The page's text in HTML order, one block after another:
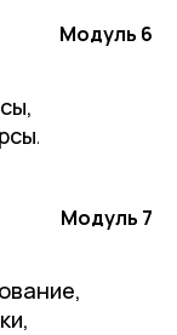
Модуль 6
.
Модуль 7